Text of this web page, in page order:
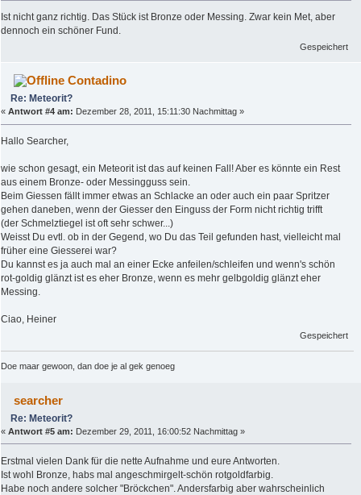
Ist nicht ganz richtig. Das Stück ist Bronze oder Messing. Zwar kein Met, aber
dennoch ein schöner Fund.
Gespeichert
Contadino
Re: Meteorit?
« Antwort #4 am: Dezember 28, 2011, 15:11:30 Nachmittag »
Hallo Searcher,
wie schon gesagt, ein Meteorit ist das auf keinen Fall! Aber es könnte ein Rest
aus einem Bronze- oder Messingguss sein.
Beim Giessen fällt immer etwas an Schlacke an oder auch ein paar Spritzer
gehen daneben, wenn der Giesser den Einguss der Form nicht richtig trifft
(der Schmelztiegel ist oft sehr schwer...)
Weisst Du evtl. ob in der Gegend, wo Du das Teil gefunden hast, vielleicht mal
früher eine Giesserei war?
Du kannst es ja auch mal an einer Ecke anfeilen/schleifen und wenn's schön
rot-goldig glänzt ist es eher Bronze, wenn es mehr gelbgoldig glänzt eher
Messing.
Ciao, Heiner
Gespeichert
Doe maar gewoon, dan doe je al gek genoeg
searcher
Re: Meteorit?
« Antwort #5 am: Dezember 29, 2011, 16:00:52 Nachmittag »
Erstmal vielen Dank für die nette Aufnahme und eure Antworten.
Ist wohl Bronze, habs mal angeschmirgelt-schön rotgoldfarbig.
Habe noch andere solcher "Bröckchen". Andersfarbig aber wahrscheinlich